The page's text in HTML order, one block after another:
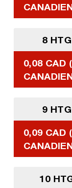
8
0,08 CAD
9
0,09 CAD
10